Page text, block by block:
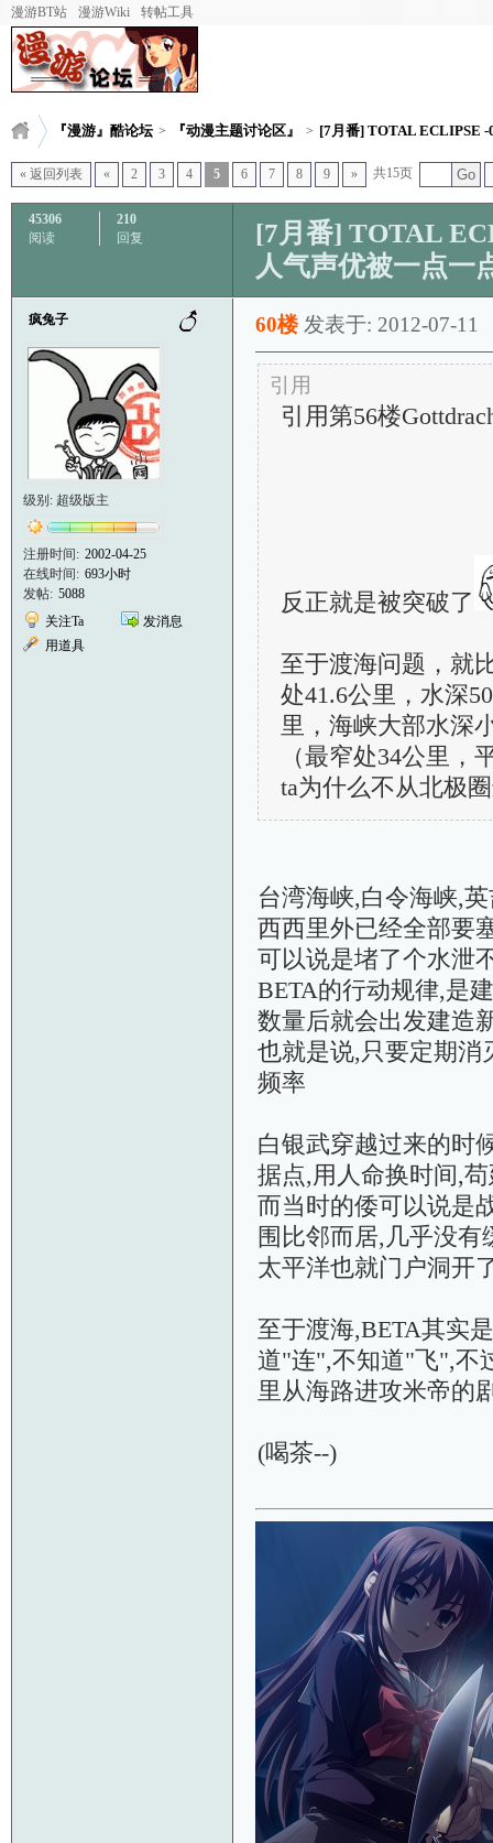
漫游BT站 漫游Wiki 转帖工具
『漫游』酷论坛 > 『动漫主题讨论区』 > [7月番] TOTAL ECLIPSE -
« 返回列表 « 2 3 4 5 6 7 8 9 » 共15页 Go
45306
阅读
210
回复
[7月番] TOTAL
人气声优被一点一
疯兔子
级别: 超级版主
注册时间: 2002-04-25
在线时间: 693小时
发帖: 5088
关注Ta
发消息
用道具
60楼 发表于: 2012-07-11
引用
引用第56楼
反正就是被突破了
至于渡海问题，就
处41.6公里，水深
里，海峡大部水深
（最窄处34公里
ta为什么不从北极
台湾海峡,白令海峡,
西西里外已经全部要
可以说是堵了个水泄
BETA的行动规律,是
数量后就会出发建造
也就是说,只要定期消
频率
白银武穿越过来的时
据点,用人命换时间,
而当时的倭可以说是
围比邻而居,几乎没
太平洋也就门户洞开
至于渡海,BETA其实
道"连",不知道"飞",不
里从海路进攻米帝的
(喝茶--)